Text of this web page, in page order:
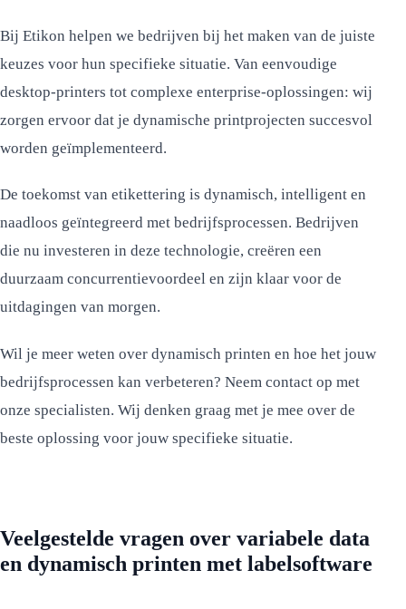
Bij Etikon helpen we bedrijven bij het maken van de juiste
keuzes voor hun specifieke situatie. Van eenvoudige
desktop-printers tot complexe enterprise-oplossingen: wij
zorgen ervoor dat je dynamische printprojecten succesvol
worden geïmplementeerd.
De toekomst van etikettering is dynamisch, intelligent en
naadloos geïntegreerd met bedrijfsprocessen. Bedrijven
die nu investeren in deze technologie, creëren een
duurzaam concurrentievoordeel en zijn klaar voor de
uitdagingen van morgen.
Wil je meer weten over dynamisch printen en hoe het jouw
bedrijfsprocessen kan verbeteren? Neem contact op met
onze specialisten. Wij denken graag met je mee over de
beste oplossing voor jouw specifieke situatie.
Veelgestelde vragen over variabele data
en dynamisch printen met labelsoftware